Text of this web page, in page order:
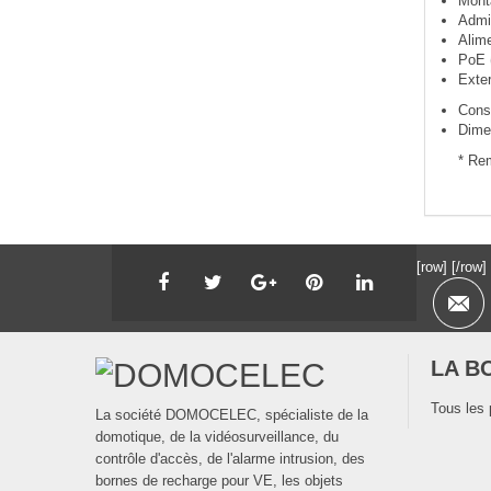
PoE
*
[row] [/row]
La société DOMOCELEC, spécialiste de la
domotique, de la vidéosurveillance, du
contrôle d'accès, de l'alarme intrusion, des
bornes de recharge pour VE, les objets
LA
Tous les